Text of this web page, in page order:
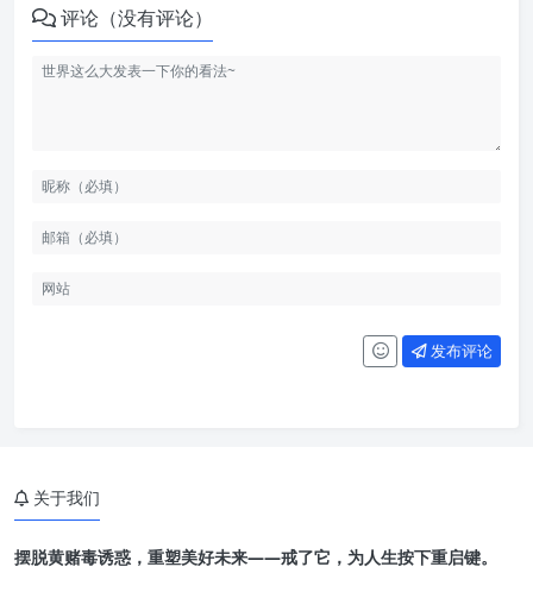
评论（没有评论）
发布评论
关于我们
摆脱黄赌毒诱惑，重塑美好未来——戒了它，为人生按下重启键。